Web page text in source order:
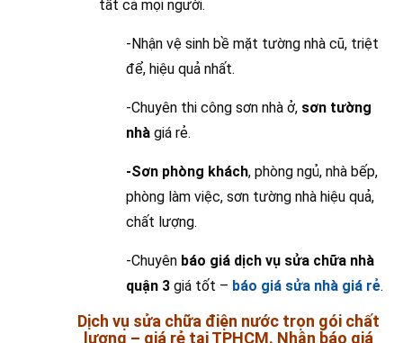
tất cả mọi người.
-Nhận vệ sinh bề mặt tường nhà cũ, triệt
để, hiệu quả nhất.
-Chuyên thi công sơn nhà ở, sơn tường
nhà giá rẻ.
-Sơn phòng khách, phòng ngủ, nhà bếp,
phòng làm việc, sơn tường nhà hiệu quả,
chất lượng.
-Chuyên báo giá dịch vụ sửa chữa nhà
quận 3 giá tốt – báo giá sửa nhà giá rẻ.
Dịch vụ sửa chữa điện nước trọn gói chất
lượng – giá rẻ tại TPHCM. Nhận báo giá